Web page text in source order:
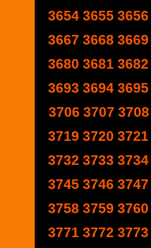
3654 3655 3656
3667 3668 3669
3680 3681 3682
3693 3694 3695
3706 3707 3708
3719 3720 3721
3732 3733 3734
3745 3746 3747
3758 3759 3760
3771 3772 3773